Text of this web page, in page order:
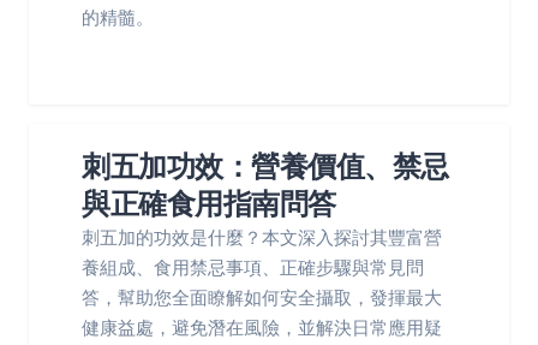
的精髓。
刺五加功效：營養價值、禁忌
與正確食用指南問答
刺五加的功效是什麼？本文深入探討其豐富營
養組成、食用禁忌事項、正確步驟與常見問
答，幫助您全面瞭解如何安全攝取，發揮最大
健康益處，避免潛在風險，並解決日常應用疑